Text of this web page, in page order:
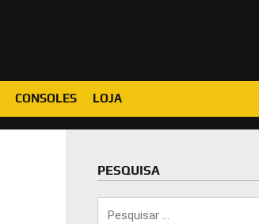
CONSOLES LOJA
PESQUISA